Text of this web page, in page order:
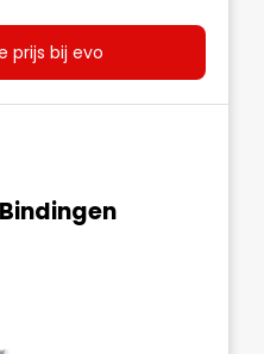
prijs bij evo